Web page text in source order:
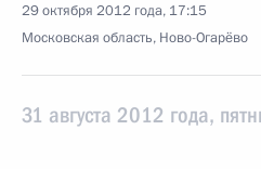
29 октября 2012 года, 17:15
Московская область, Ново-Огарёво
31 августа 2012 года,